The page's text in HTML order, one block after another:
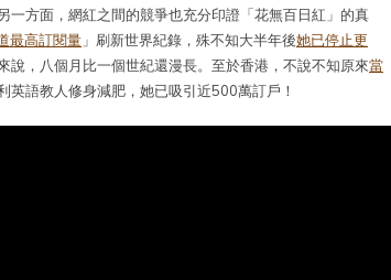
一方面，網紅之間的競爭也充分印證「花無百日紅」的真
最高訂閱量 」刷新世界紀錄，殊不知大半年後她已停止更
說，八個月比一個世紀還漫長。至於香港，不說不知原來當
英語教人修身減肥，她已吸引近500萬訂戶！